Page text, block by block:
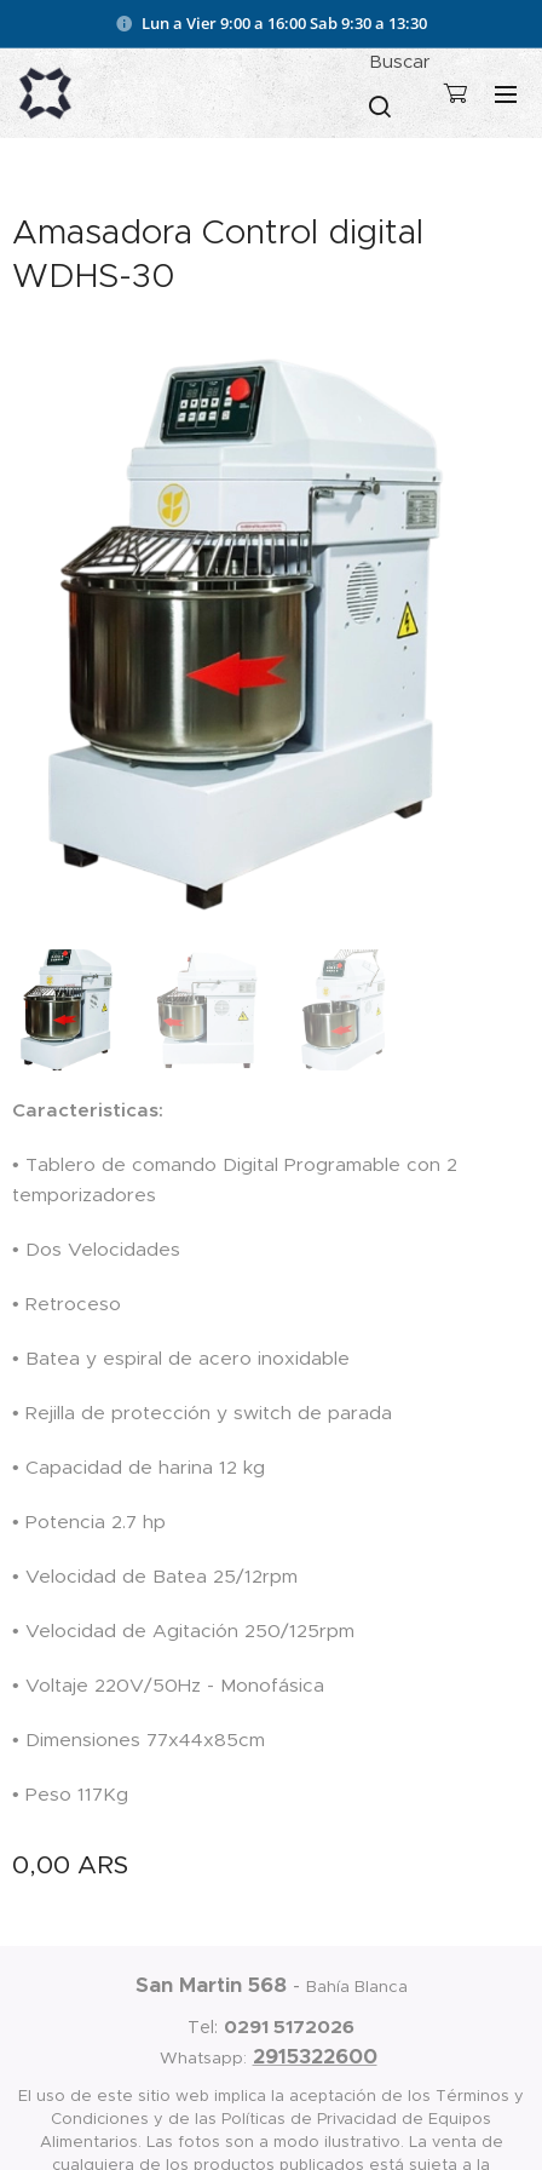
Lun a Vier 9:00 a 16:00Sab 9:30 a 13:30
Buscar
Amasadora Control digital
WDHS-30
Caracteristicas:
• Tablero de comando Digital Programable con 2
temporizadores
• Dos Velocidades
• Retroceso
• Batea y espiral de acero inoxidable
• Rejilla de protección y switch de parada
• Capacidad de harina 12 kg
• Potencia 2.7 hp
• Velocidad de Batea 25/12rpm
• Velocidad de Agitación 250/125rpm
• Voltaje 220V/50Hz - Monofásica
• Dimensiones 77x44x85cm
• Peso 117Kg
0,00 ARS
San Martin 568- Bahía Blanca
Tel: 0291 5172026
Whatsapp: 2915322600
El uso de este sitio web implica la aceptación de los Términos y
Condiciones y de las Políticas de Privacidad de Equipos
Alimentarios. Las fotos son a modo ilustrativo. La venta de
cualquiera de los productos publicados está sujeta a la